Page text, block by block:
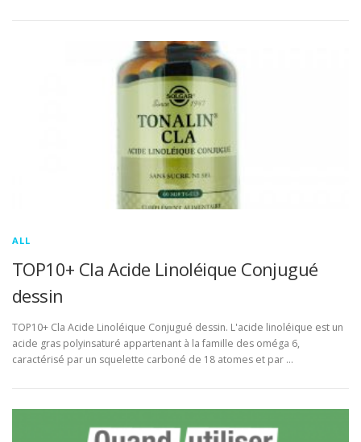
ALL
TOP10+ Cla Acide Linoléique Conjugué
dessin
TOP10+ Cla Acide Linoléique Conjugué dessin. L'acide linoléique est un
acide gras polyinsaturé appartenant à la famille des oméga 6,
caractérisé par un squelette carboné de 18 atomes et par …